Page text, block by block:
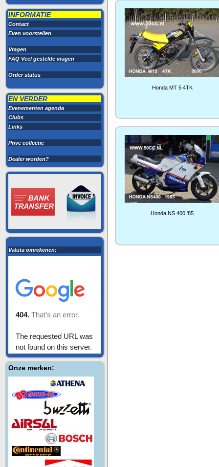
INFORMATIE
Contact
Even voorstellen
Vragen
FAQ Veel gestelde vragen
Order status
EN VERDER
Evenementen agenda
Clubs
Links
Prive collectie
Dealer worden?
Valuta omrekenen:
Onze merken:
Honda MT 5 4TK
Honda NS 400 '85